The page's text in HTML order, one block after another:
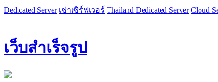
Dedicated Server เช่าเซิร์ฟเวอร์ Thailand Dedicated Server Cloud
เว็บสำเร็จรูป